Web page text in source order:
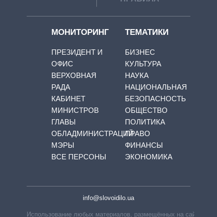
МОНИТОРИНГ
ПРЕЗИДЕНТ И
ОФИС
ВЕРХОВНАЯ
РАДА
КАБИНЕТ
МИНИСТРОВ
ГЛАВЫ
ОБЛАДМИНИСТРАЦИЙ
МЭРЫ
ВСЕ ПЕРСОНЫ
ТЕМАТИКИ
БИЗНЕС
КУЛЬТУРА
НАУКА
НАЦИОНАЛЬНАЯ
БЕЗОПАСНОСТЬ
ОБЩЕСТВО
ПОЛИТИКА
ПРАВО
ФИНАНСЫ
ЭКОНОМИКА
info@slovoidilo.ua
Использование любых материалов, размещённых на сайте,